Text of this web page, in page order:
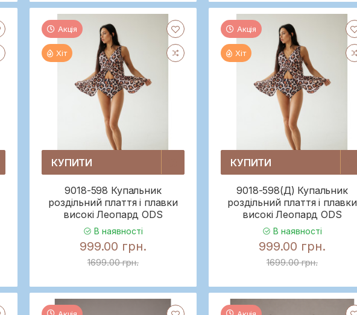
Акція
Хіт
КУПИТИ
9018-598 Купальник
роздільний плаття і плавки
високі Леопард ODS
В наявності
999.00 грн.
1699.00 грн.
Акція
Хіт
КУПИТИ
9018-598(Д) Купальник
роздільний плаття і плавки
високі Леопард ODS
В наявності
999.00 грн.
1699.00 грн.